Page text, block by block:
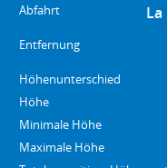
Abfahrt
Entfernung
Höhenunterschied
Höhe
Minimale Höhe
Maximale Höhe